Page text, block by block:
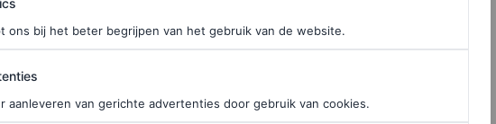
ons bij het beter begrijpen van het gebruik van de website.
aanleveren van gerichte advertenties door gebruik van cookies.